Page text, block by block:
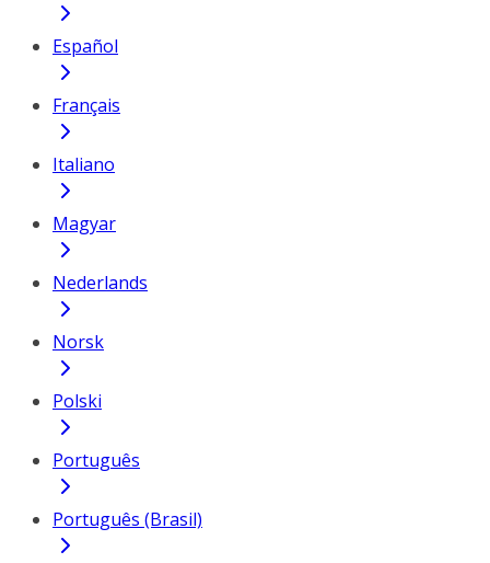
Español
Français
Italiano
Magyar
Nederlands
Norsk
Polski
Português
Português (Brasil)